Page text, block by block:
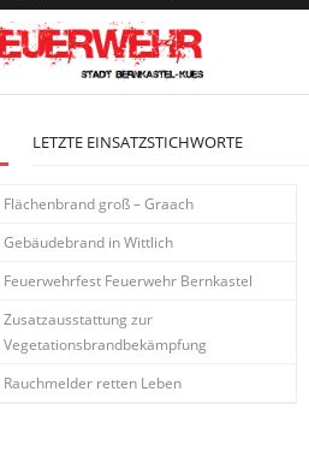
LETZTE EINSATZSTICHWORTE
Flächenbrand groß – Graach
Gebäudebrand in Wittlich
Feuerwehrfest Feuerwehr Bernkastel
Zusatzausstattung zur
Vegetationsbrandbekämpfung
Rauchmelder retten Leben